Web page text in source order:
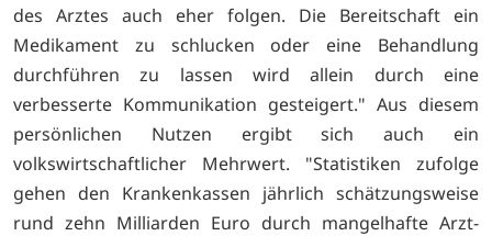
des Arztes auch eher folgen. Die Bereitschaft ein
Medikament zu schlucken oder eine Behandlung
durchführen zu lassen wird allein durch eine
verbesserte Kommunikation gesteigert." Aus diesem
persönlichen Nutzen ergibt sich auch ein
volkswirtschaftlicher Mehrwert. "Statistiken zufolge
gehen den Krankenkassen jährlich schätzungsweise
rund zehn Milliarden Euro durch mangelhafte Arzt-